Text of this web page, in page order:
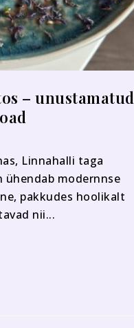
– unustamatud
Linnahalli taga
ühendab modernnse
pakkudes hoolikalt
nii...